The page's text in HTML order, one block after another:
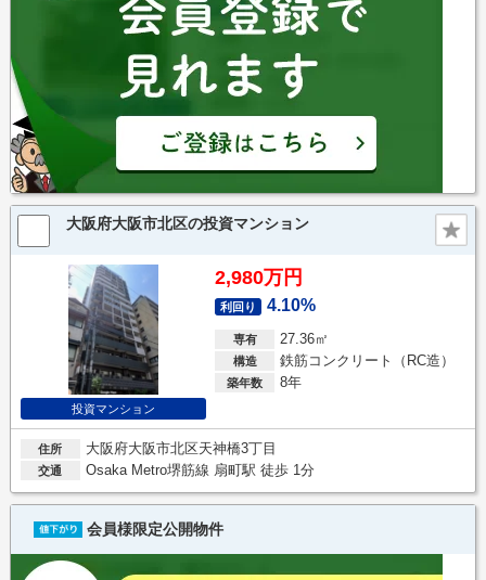
大阪府大阪市北区の投資マンション
投資マンション
2,980万円
利回り 4.10%
専有 27.36㎡
構造 鉄筋コンクリート（RC造）
築年数 8年
住所 大阪府大阪市北区天神橋3丁目
交通 Osaka Metro堺筋線 扇町駅 徒歩 1分
会員様限定公開物件